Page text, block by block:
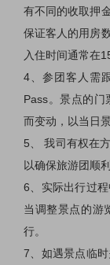
有不同的收取押
保证客人的用房
入住时间通常在
4 、参团客人需
Pass。景点的门
而变动，以当日
5 、 我司有权在
以确保旅游团顺
6 、实际出行过
当调整景点的游
行。
7 、如遇景点临